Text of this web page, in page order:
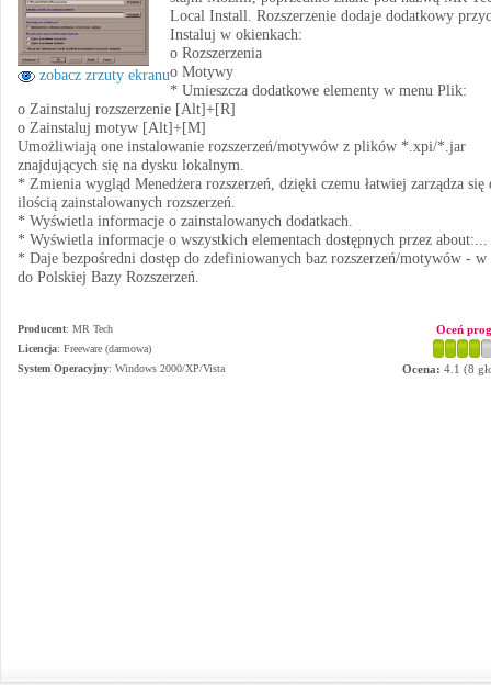
zobacz zrzuty ekranu
Local Install. Rozszerzenie dodaje dodatkowy
Instaluj w okienkach:
o Rozszerzenia
o Motywy
* Umieszcza dodatkowe elementy w menu Plik:
o Zainstaluj rozszerzenie [Alt]+[R]
o Zainstaluj motyw [Alt]+[M]
Umożliwiają one instalowanie rozszerzeń/motywów z plików *.xpi/*.jar
znajdujących się na dysku lokalnym.
* Zmienia wygląd Menedżera rozszerzeń, dzięki czemu łatwiej zarządza się
ilością zainstalowanych rozszerzeń.
* Wyświetla informacje o zainstalowanych dodatkach.
* Wyświetla informacje o wszystkich elementach dostępnych przez about:...
* Daje bezpośredni dostęp do zdefiniowanych baz rozszerzeń/motywów -
do Polskiej Bazy Rozszerzeń.
Producent: MR Tech
Licencja: Freeware (darmowa)
System Operacyjny: Windows 2000/XP/Vista
Oceń
Ocena: 4.1 (8